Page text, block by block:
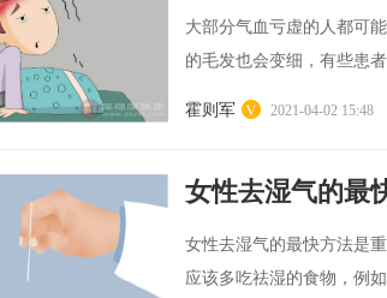
大部分气血亏虚的人都可
的毛发也会变细，有些患
霍则军 2021-04-02 15:48
女性去湿气的最
女性去湿气的最快方法是
应该多吃祛湿的食物，例